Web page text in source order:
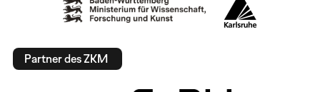
Partner des ZKM